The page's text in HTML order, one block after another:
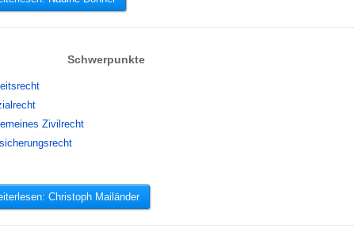
Schwerpunkte
Zivilrecht
Christoph Mailänder